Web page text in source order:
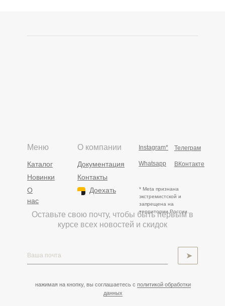
Оставьте свою почту, чтобы быть первым в
курсе всех новостей и скидок
нажимая на кнопку, вы соглашаетесь с политикой обработки
данных
➤
Instagram*
* Meta признана
экстремистской и
запрещена на
территории России.
Whatsapp ВКонтакте
Телеграм
Меню
Каталог
Новинки
О
нас
О компании
Документация
Контакты
Доехать